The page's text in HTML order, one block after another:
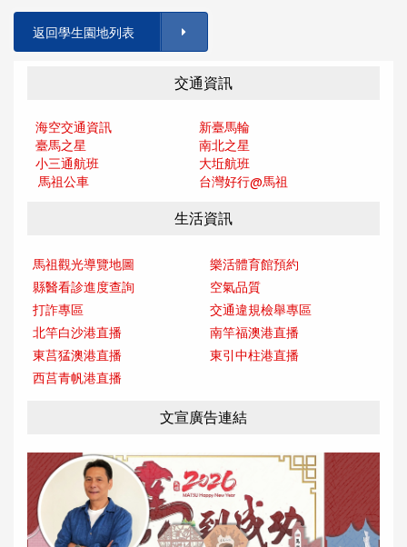
返回學生園地列表
交通資訊
海空交通資訊
新臺馬輪
臺馬之星
南北之星
小三通航班
大坵航班
馬祖公車
台灣好行@馬祖
生活資訊
馬祖觀光導覽地圖
樂活體育館預約
縣醫看診進度查詢
空氣品質
打詐專區
交通違規檢舉專區
北竿白沙港直播
南竿福澳港直播
東莒猛澳港直播
東引中柱港直播
西莒青帆港直播
文宣廣告連結